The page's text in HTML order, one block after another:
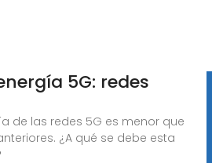
5G: redes
de las redes 5G es menor que
¿A qué se debe esta